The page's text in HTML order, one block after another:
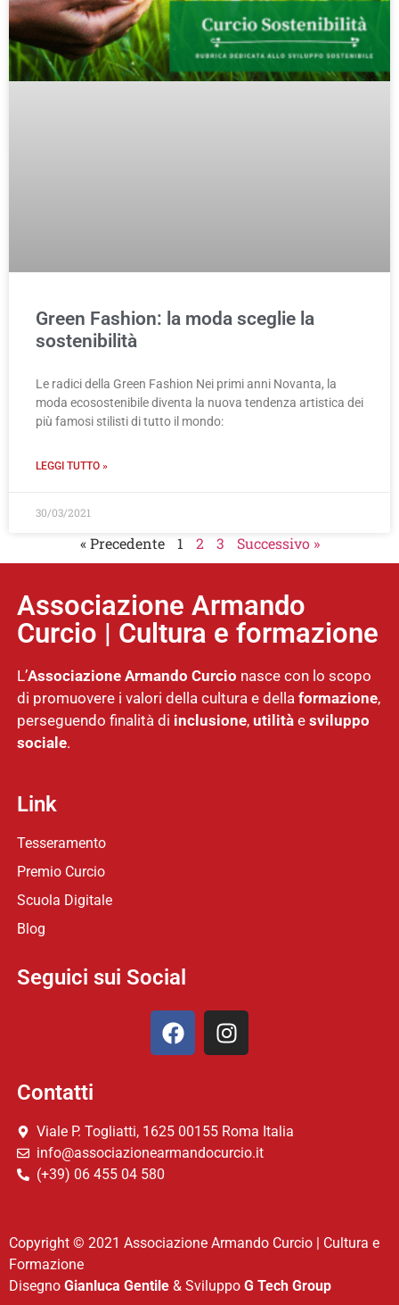
Green Fashion: la moda sceglie la
sostenibilità
Le radici della Green Fashion Nei primi anni Novanta, la
moda ecosostenibile diventa la nuova tendenza artistica dei
più famosi stilisti di tutto il mondo:
LEGGI TUTTO »
30/03/2021
« Precedente 1 2 3 Successivo »
Associazione Armando
Curcio | Cultura e formazione
L’Associazione Armando Curcio nasce con lo scopo
di promuovere i valori della cultura e della formazione,
perseguendo finalità di inclusione, utilitàe sviluppo
sociale.
Link
Tesseramento
Premio Curcio
Scuola Digitale
Blog
Seguici sui Social
Contatti
Viale P. Togliatti, 1625 00155 Roma Italia
info@associazionearmandocurcio.it
(+39) 06 455 04 580
Copyright © 2021 Associazione Armando Curcio | Cultura e
Formazione
Disegno Gianluca Gentile & Sviluppo G Tech Group